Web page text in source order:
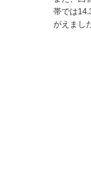
帯では
がえまし